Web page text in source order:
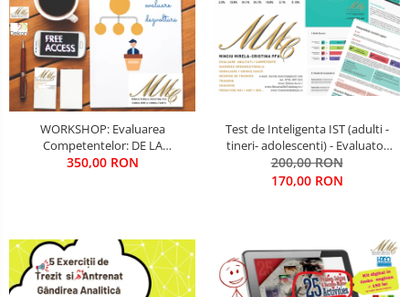
Cyber-Security
Energizare
Etica, Deontologie, Profesionalism
INGINERIE MILITARA SI CIVILA
Intelligence & OSINT
CONTROL MILITAR SI CIVIL
LOGISTICA MILITARA SI CIVILA
Luarea Deciziilor (rapid, analitic,
WORKSHOP: Evaluarea
Competentelor: DE LA
ORGANIGRAMA SI EVALUARE, LA
350,00 RON
Test de Inteligenta IST (adulti -
tineri- adolescenti) - Evaluator
licentiat Mirela Minciu (Gîlcă)
200,00 RON
170,00 RON